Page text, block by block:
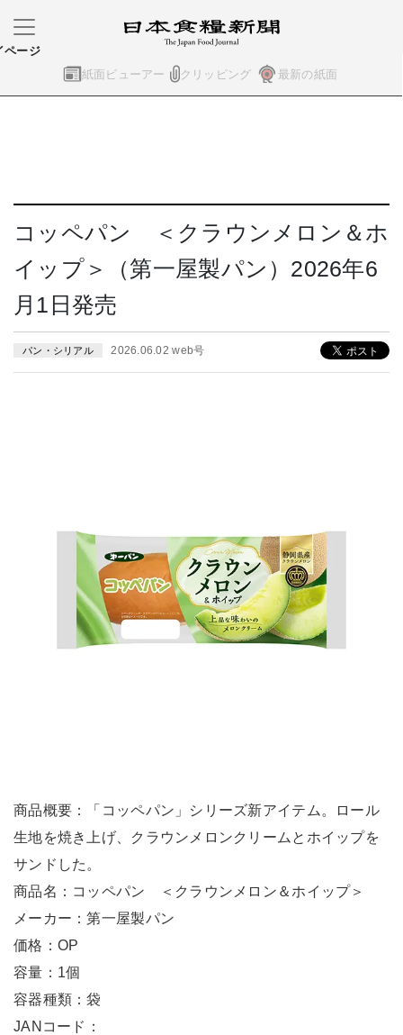
紙面ビューアー クリッピング 最新の紙面
ページ
コッペパン ＜クラウンメロン＆ホ
イップ＞（第一屋製パン）2026年6
月1日発売
パン・シリアル 2026.06.02 web号
商品概要：「コッペパン」シリーズ新アイテム。ロール
生地を焼き上げ、クラウンメロンクリームとホイップを
サンドした。
商品名：コッペパン ＜クラウンメロン＆ホイップ＞
メーカー：第一屋製パン
価格：OP
容量：1個
容器種類：袋
JANコード：